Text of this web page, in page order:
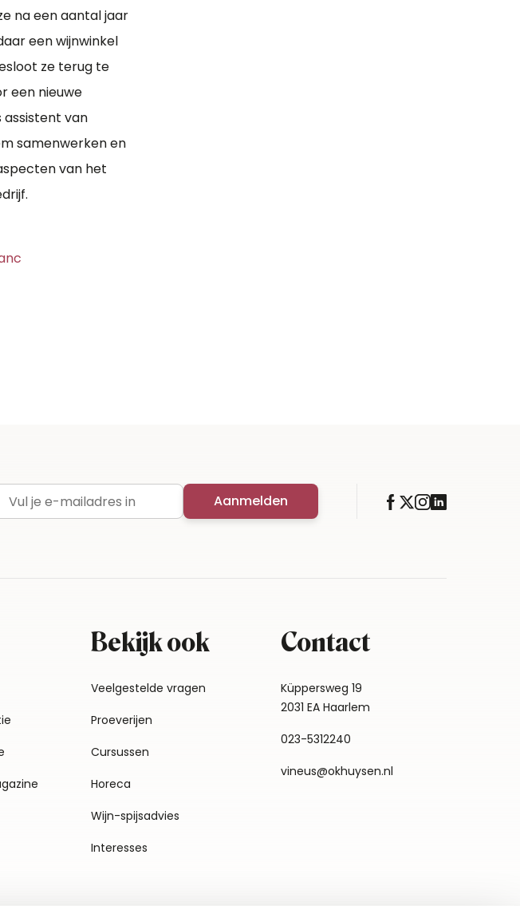
na een aantal jaar
een wijnwinkel
ze terug te
een nieuwe
assistent van
samenwerken en
van het
E-mailadres Aanmelden
Bekijk ook
Veelgestelde vragen
Proeverijen
Cursussen
Horeca
Wijn-spijsadvies
Interesses
Contact
Küppersweg 19
2031 EA Haarlem
023-5312240
vineus@okhuysen.nl